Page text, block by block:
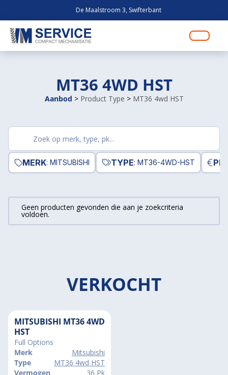
De Maalstroom 3, Swifterbant
MT36 4WD HST
Aanbod > Product Type > MT36 4wd HST
producten
MERK: MITSUBISHI TYPE: MT36-4WD-HST
Geen producten gevonden die aan je zoekcriteria
voldoen.
VERKOCHT
MITSUBISHI MT36 4WD
HST
Full Options
Merk
Mitsubishi
Type
MT36 4wd HST
Vermogen
36 Pk